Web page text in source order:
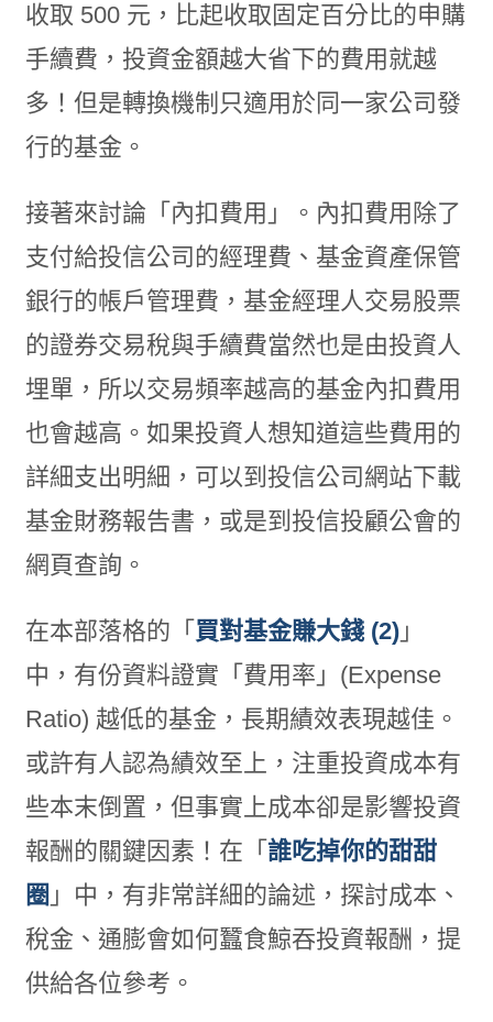
收取 500 元，比起收取固定百分比的申購
手續費，投資金額越大省下的費用就越
多！但是轉換機制只適用於同一家公司發
行的基金。
接著來討論「內扣費用」。內扣費用除了
支付給投信公司的經理費、基金資產保管
銀行的帳戶管理費，基金經理人交易股票
的證券交易稅與手續費當然也是由投資人
埋單，所以交易頻率越高的基金內扣費用
也會越高。如果投資人想知道這些費用的
詳細支出明細，可以到投信公司網站下載
基金財務報告書，或是到投信投顧公會的
網頁查詢。
在本部落格的「 買對基金賺大錢 (2)」
中，有份資料證實「費用率」(Expense
Ratio) 越低的基金，長期績效表現越佳。
或許有人認為績效至上，注重投資成本有
些本末倒置，但事實上成本卻是影響投資
報酬的關鍵因素！在「 誰吃掉你的甜甜
圈 」中，有非常詳細的論述，探討成本、
稅金、通膨會如何蠶食鯨吞投資報酬，提
供給各位參考。